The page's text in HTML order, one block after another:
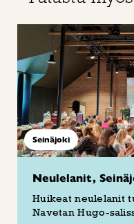
Seinäjoki
Neulelanit,
Huikeat neulelanit
Navetan Hugo-